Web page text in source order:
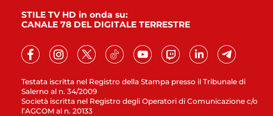
Testata iscritta nel Registro della Stampa presso il Tribunale di
Salerno al n. 34/2009
Società iscritta nel Registro degli Operatori di Comunicazione c/o
l’AGCOM al n. 20133
STILE TV HD in onda su:
CANALE 78 DEL DIGITALE TERRESTRE